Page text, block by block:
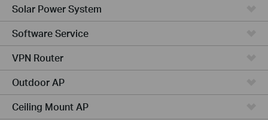
Solar Power System
Software Service
VPN Router
Outdoor AP
Ceiling Mount AP